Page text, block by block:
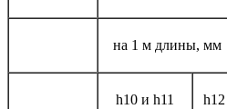
на 1 м длины, мм
h10 и h11 h12